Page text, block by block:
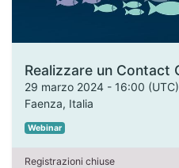
29 marzo 2024 - 16:00 (UTC)
Faenza, Italia
Webinar
Registrazioni chiuse